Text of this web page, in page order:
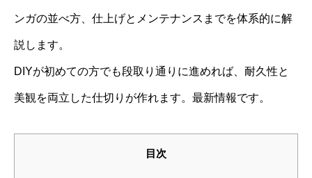
ンガの並べ方、仕上げとメンテナンスまでを体系的に解
説します。
DIYが初めての方でも段取り通りに進めれば、耐久性と
美観を両立した仕切りが作れます。最新情報です。
目次